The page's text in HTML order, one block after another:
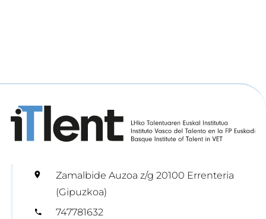
Zamalbide Auzoa z/g 20100 Errenteria
(Gipuzkoa)
747781632